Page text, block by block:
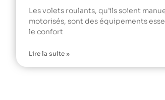
Les volets roulants, qu’ils soient
motorisés, sont des équipements
le confort
Lire la suite »